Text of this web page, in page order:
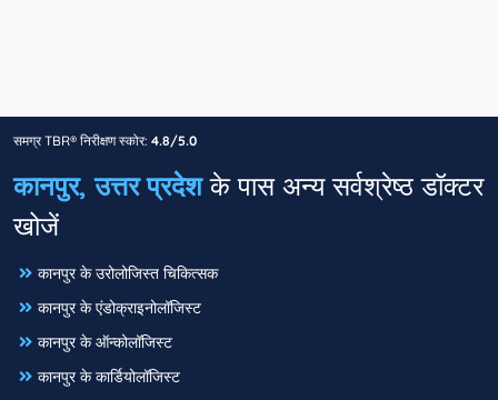
समग्र TBR® निरीक्षण स्कोर: 4.8/5.0
कानपुर, उत्तर प्रदेशके पास अन्य सर्वश्रेष्ठ डॉक्टर
खोजें
कानपुर के उरोलोजिस्त चिकित्सक
कानपुर के एंडोक्राइनोलॉजिस्ट
कानपुर के ऑन्कोलॉजिस्ट
कानपुर के कार्डियोलॉजिस्ट